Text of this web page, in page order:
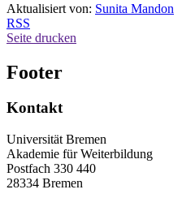
Aktualisiert von: Sunita Mandon
RSS
Seite drucken
Footer
Kontakt
Universität Bremen
Akademie für Weiterbildung
Postfach 330 440
28334 Bremen